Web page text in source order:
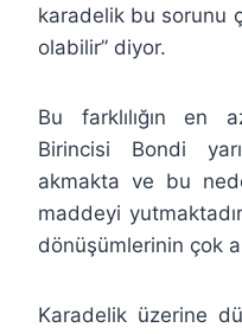
karadelik bu sorunu
olabilir” diyor.
Bu farklılığın en
Birincisi Bondi
akmakta ve bu
maddeyi
dönüşümlerinin çok
Karadelik üzerine